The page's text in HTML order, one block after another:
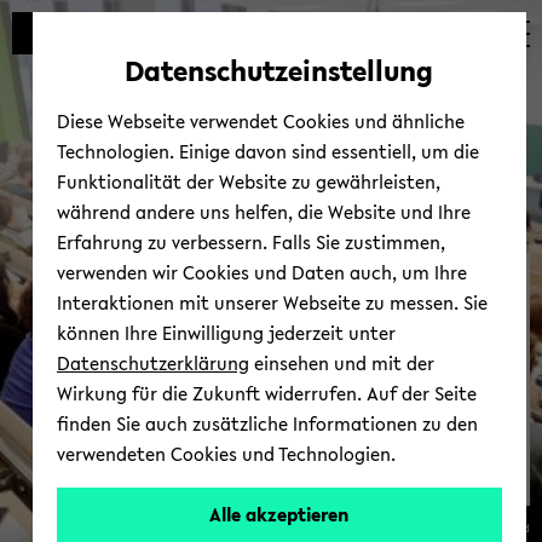
Automatische
vermeiden
zum
wechseln
zum
wechseln
zum
wechseln
Qua­li­täts­ma­nage­ment
Stu­di­um und Lehre
© Uni­ver­si­tät Bie­le­feld
Datenschutzeinstellung
Diese Webseite verwendet Cookies und ähnliche
Technologien. Einige davon sind essentiell, um die
Funktionalität der Website zu gewährleisten,
während andere uns helfen, die Website und Ihre
Erfahrung zu verbessern. Falls Sie zustimmen,
verwenden wir Cookies und Daten auch, um Ihre
Interaktionen mit unserer Webseite zu messen. Sie
können Ihre Einwilligung jederzeit unter
Datenschutzerklärung einsehen und mit der
Wirkung für die Zukunft widerrufen. Auf der Seite
finden Sie auch zusätzliche Informationen zu den
verwendeten Cookies und Technologien.
Alle akzeptieren